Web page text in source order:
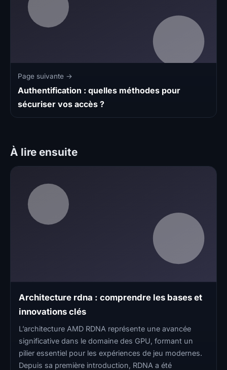
Page suivante →
Authentification : quelles méthodes pour
sécuriser vos accès ?
À lire ensuite
Architecture rdna : comprendre les bases et
innovations clés
L’architecture AMD RDNA représente une avancée
significative dans le domaine des GPU, formant un
pilier essentiel pour les expériences de jeu modernes.
Depuis sa première introduction, RDNA a été